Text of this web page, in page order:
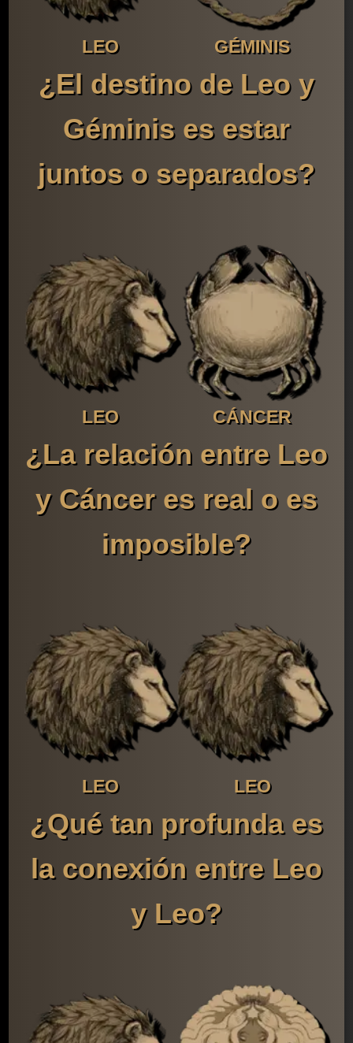
LEO GÉMINIS
¿El destino de Leo y
Géminis es estar
juntos o separados?
LEO CÁNCER
¿La relación entre Leo
y Cáncer es real o es
imposible?
LEO LEO
¿Qué tan profunda es
la conexión entre Leo
y Leo?